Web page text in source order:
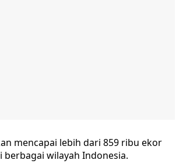
mencapai lebih dari 859 ribu ekor
berbagai wilayah Indonesia.